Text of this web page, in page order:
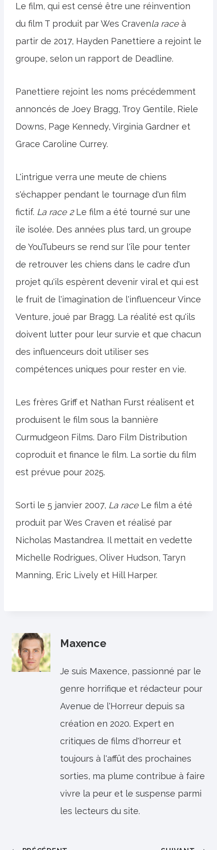
Le film, qui est censé être une réinvention
du film T produit par Wes Cravenla raceà
partir de 2017, Hayden Panettiere a rejoint le
groupe, selon un rapport de Deadline.
Panettiere rejoint les noms précédemment
annoncés de Joey Bragg, Troy Gentile, Riele
Downs, Page Kennedy, Virginia Gardner et
Grace Caroline Currey.
L'intrigue verra une meute de chiens
s'échapper pendant le tournage d'un film
fictif. La race 2Le film a été tourné sur une
île isolée. Des années plus tard, un groupe
de YouTubeurs se rend sur l'île pour tenter
de retrouver les chiens dans le cadre d'un
projet qu'ils espèrent devenir viral et qui est
le fruit de l'imagination de l'influenceur Vince
Venture, joué par Bragg. La réalité est qu'ils
doivent lutter pour leur survie et que chacun
des influenceurs doit utiliser ses
compétences uniques pour rester en vie.
Les frères Griff et Nathan Furst réalisent et
produisent le film sous la bannière
Curmudgeon Films. Daro Film Distribution
coproduit et finance le film. La sortie du film
est prévue pour 2025.
Sorti le 5 janvier 2007, La raceLe film a été
produit par Wes Craven et réalisé par
Nicholas Mastandrea. Il mettait en vedette
Michelle Rodrigues, Oliver Hudson, Taryn
Manning, Eric Lively et Hill Harper.
Maxence
Je suis Maxence, passionné par le
genre horrifique et rédacteur pour
Avenue de l'Horreur depuis sa
création en 2020. Expert en
critiques de films d'horreur et
toujours à l'affût des prochaines
sorties, ma plume contribue à faire
vivre la peur et le suspense parmi
les lecteurs du site.